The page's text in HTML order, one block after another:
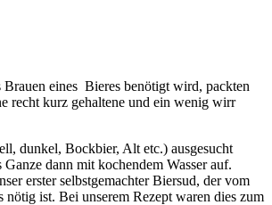
eines Bieres benötigt wird, packten
recht kurz gehaltene und ein wenig wirr
dunkel, Bockbier, Alt etc.) ausgesucht
dann mit kochendem Wasser auf.
erster selbstgemachter Biersud, der vom
ist. Bei unserem Rezept waren dies zum